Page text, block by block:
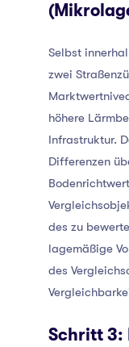
Selbst
zwei
höhere
Infrastruktur.
Differenzen
des zu
lagemäßige
des
Schritt 3: